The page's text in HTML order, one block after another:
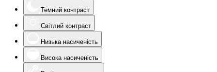
Темний контраст
Світлий контраст
Низька насиченість
Висока насиченість